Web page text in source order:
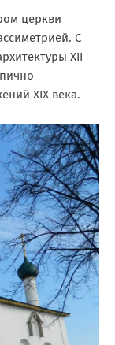
церкви
С
XII
XIX века.